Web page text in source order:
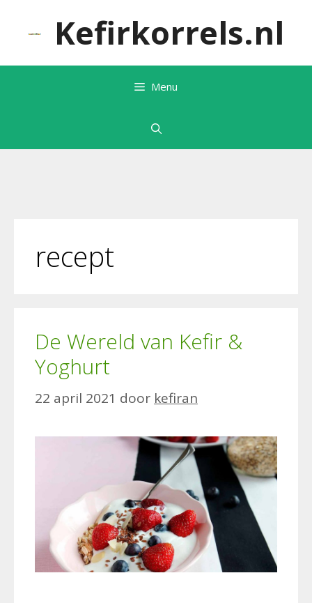
inhoud
Kefirkorrels.nl
Menu
recept
De Wereld van Kefir &
Yoghurt
22 april 2021 door kefiran